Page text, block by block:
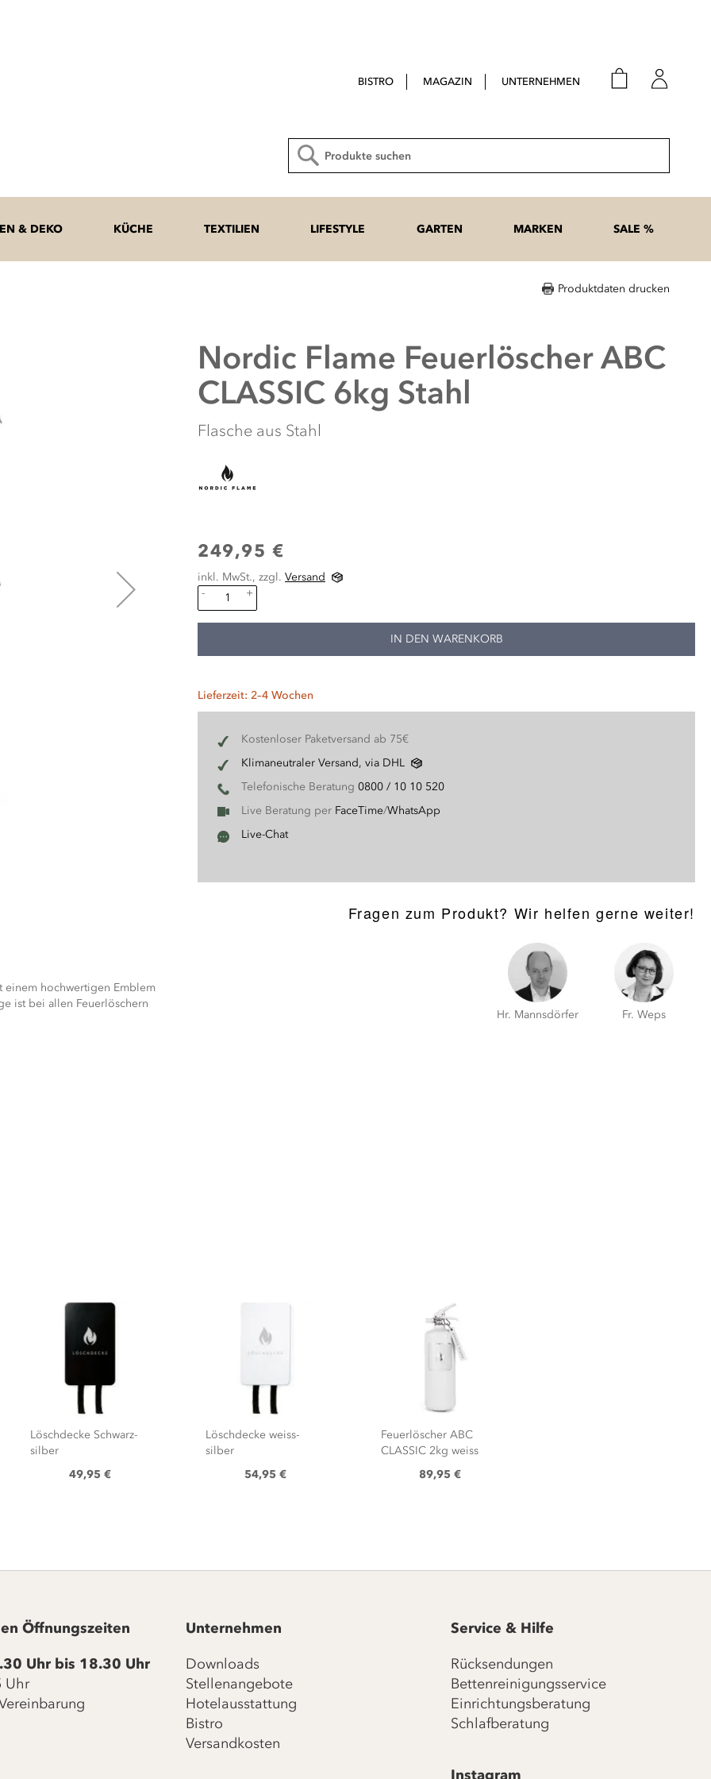
BISTRO MAGAZIN UNTERNEHMEN
Suche
& DEKO KÜCHE TEXTILIEN LIFESTYLE GARTEN MARKEN SALE %
Produktdaten drucken
Nordic Flame Feuerlöscher ABC
CLASSIC 6kg Stahl
Flasche aus Stahl
249,95 €
inkl. MwSt., zzgl. Versand
-
+
IN DEN WARENKORB
Lieferzeit: 2–4 Wochen
Kostenloser Paketversand ab 75€
Klimaneutraler Versand, via DHL
Telefonische Beratung 0800 / 10 10 520
Live Beratung per FaceTime/WhatsApp
Live-Chat
Fragen zum Produkt? Wir helfen gerne weiter!
Hr. Mannsdörfer Fr. Weps
einem hochwertigen Emblem
ist bei allen Feuerlöschern
Löschdecke Schwarz-
silber
49,95 €
Löschdecke weiss-
silber
54,95 €
Feuerlöscher ABC
CLASSIC 2kg weiss
89,95 €
Öffnungszeiten
Uhr bis 18.30 Uhr
Uhr
Unternehmen
Downloads
Stellenangebote
Hotelausstattung
Bistro
Versandkosten
Service & Hilfe
Rücksendungen
Bettenreinigungsservice
Einrichtungsberatung
Schlafberatung
Instagram